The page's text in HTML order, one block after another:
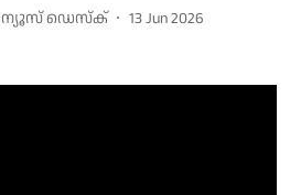
ന്യൂസ് ഡെസ്ക് 13 Jun 2026